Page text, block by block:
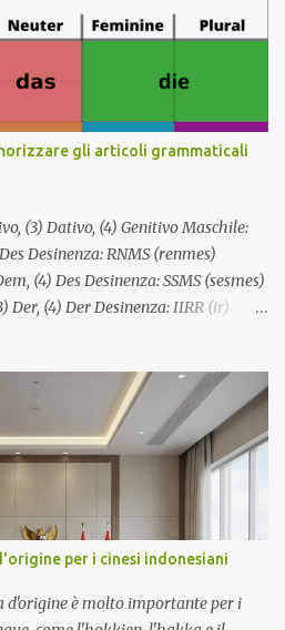
del vocabolario, sarai in
più facilmente, anche senza le vocali.
Conoscere i pezzi
facile capire il quadro completo
che riconosci, sarai in grado di
in base al contesto e alle tue
se all'inizio la lettura
gli articoli grammaticali
(3) Dativo, (4) Genitivo Maschile:
Desinenza: RNMS (renmes)
(4) Des Desinenza: SSMS (sesmes)
Der, (4) Der Desinenza: IIRR (ir)
per i cinesi indonesiani
d'origine è molto importante per i